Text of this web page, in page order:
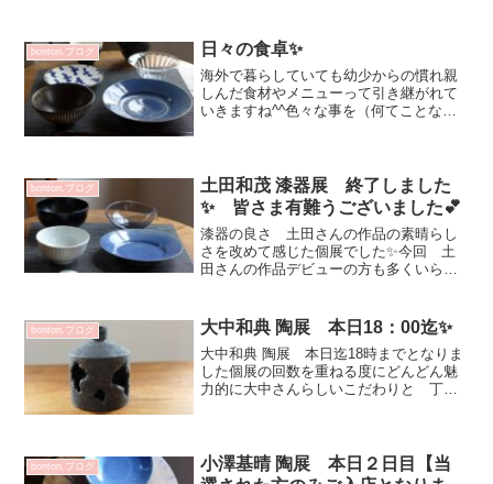
完売の場合がございますご了承ください
ませオンライン...
bonton.ブログ 日々の食卓✨
海外で暮らしていても幼少からの慣れ親
しんだ食材やメニューって引き継がれて
いきますね^^色々な事を（何てことない
子 体調不良で早退の日...
bonton.ブログ
土田和茂 漆器展 終了しました
✨ 皆さま有難うございました💕
漆器の良さ 土田さんの作品の素晴らし
さを改めて感じた個展でした✨今回 土
田さんの作品デビューの方も多くいらっ
ですね^^スタッフNさんも 漆器は使って
いるけど今回土田さん...
bonton.ブログ 大中和典 陶展 本日18：00迄✨
大中和典 陶展 本日迄18時までとなりま
した個展の回数を重ねる度にどんどん魅
力的に大中さんらしいこだわりと 丁寧
💦ので インスタ/...
bonton.ブログ
小澤基晴 陶展 本日２日目【当